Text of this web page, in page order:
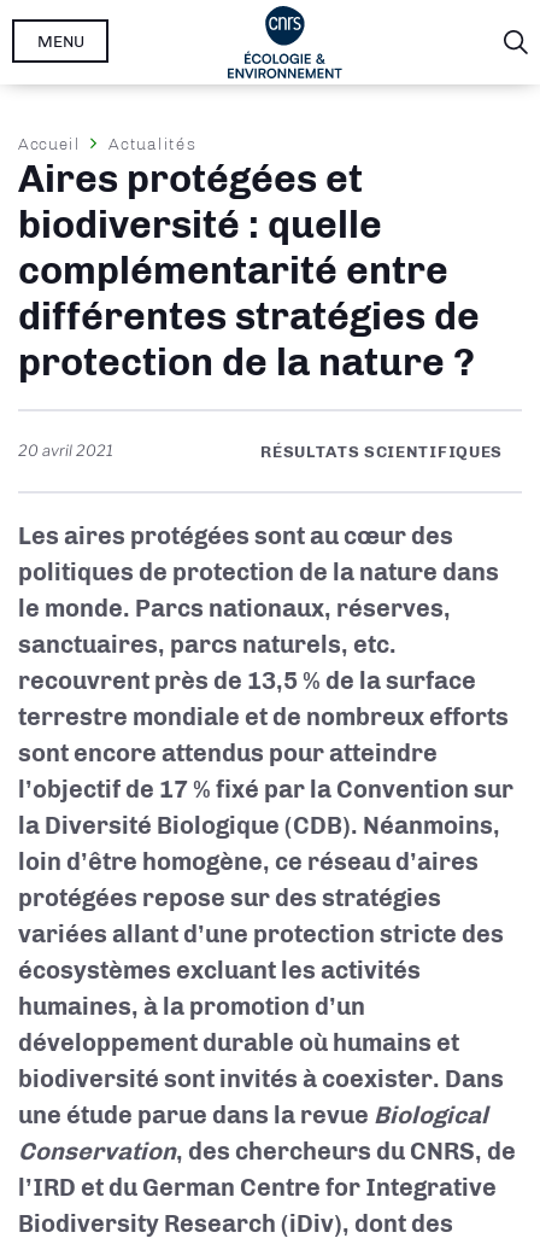
Aller
MENU
Fil
d'Ariane
Accueil Actualités
Aires protégées et
biodiversité : quelle
complémentarité entre
différentes stratégies de
protection de la nature ?
20 avril 2021 RÉSULTATS SCIENTIFIQUES
Les aires protégées sont au cœur des
politiques de protection de la nature dans
le monde. Parcs nationaux, réserves,
sanctuaires, parcs naturels, etc.
recouvrent près de 13,5 % de la surface
terrestre mondiale et de nombreux efforts
sont encore attendus pour atteindre
l’objectif de 17 % fixé par la Convention sur
la Diversité Biologique (CDB). Néanmoins,
loin d’être homogène, ce réseau d’aires
protégées repose sur des stratégies
variées allant d’une protection stricte des
écosystèmes excluant les activités
humaines, à la promotion d’un
développement durable où humains et
biodiversité sont invités à coexister. Dans
une étude parue dans la revue Biological
Conservation, des chercheurs du CNRS, de
l’IRD et du German Centre for Integrative
Biodiversity Research (iDiv), dont des